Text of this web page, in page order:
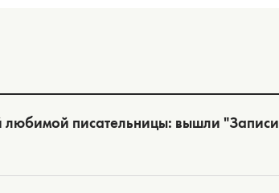
писательницы: вышли "Записи